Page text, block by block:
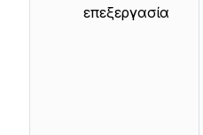
επεξεργασία